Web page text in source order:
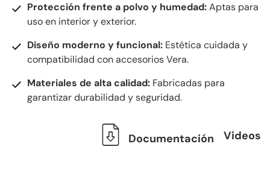
Protección frente a polvo y humedad:Aptas para
uso en interior y exterior.
Diseño moderno y funcional: Estética cuidada y
compatibilidad con accesorios Vera.
Materiales de alta calidad: Fabricadas para
garantizar durabilidad y seguridad.
Documentación Videos